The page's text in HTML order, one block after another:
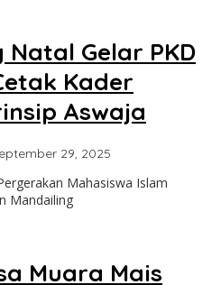
Natal Gelar PKD
Kader
Aswaja
29, 2025
Mahasiswa Islam
Mandailing
Muara Mais